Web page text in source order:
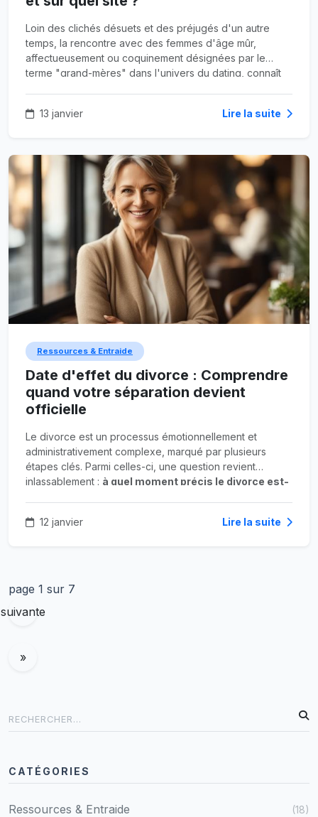
Loin des clichés désuets et des préjugés d'un autre
temps, la rencontre avec des femmes d'âge mûr,
affectueusement ou coquinement désignées par le
terme "grand-mères" dans l'univers du dating, connaît
jeunes ou moins jeunes, à la recherche d'une
13 janvier Lire la suite
Ressources & Entraide
Date d'effet du divorce : Comprendre
quand votre séparation devient
officielle
Le divorce est un processus émotionnellement et
administrativement complexe, marqué par plusieurs
étapes clés. Parmi celles-ci, une question revient
inlassablement : à quel moment précis le divorce est-
décision ? Ou bien plus tard, lors de la transcription sur
12 janvier Lire la suite
page 1 sur 7
suivante
»
CATÉGORIES
Ressources & Entraide (18)